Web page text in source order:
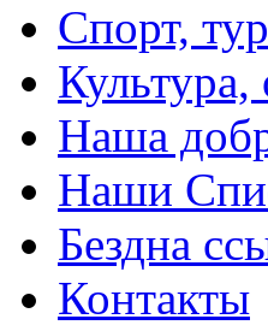
Спорт,
Наша
Наши
Бездна
Контакты